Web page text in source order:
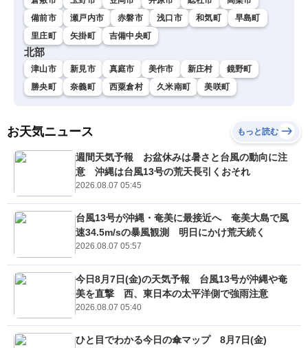
備前市
瀬戸内市 赤磐市 浅口市 和気町
早島町
里庄町
矢掛町 吉備中央町
北部
津山市 新見市 真庭市 美作市 新庄村
鏡野町
勝央町
奈義町 西粟倉村 久米南町 美咲町
お天気ニュース もっと読む
週間天気予報 お盆休みは暑さと台風の動向に注
意 沖縄は台風13号の荒天長引くおそれ
2026.08.07 05:45
台風13号が沖縄・奄美に最接近へ 奄美大島で風
速34.5m/sの暴風観測 明日にかけ荒天続く
2026.08.07 05:57
今日8月7日(金)の天気予報 台風13号が沖縄や奄
美を直撃 西、東日本の太平洋側で強雨注意
2026.08.07 05:40
ひと目でわかる今日の傘マップ 8月7日(金)